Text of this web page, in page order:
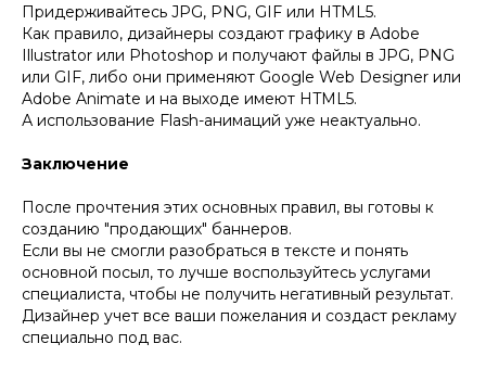
Придерживайтесь JPG, PNG, GIF или HTML5.
Как правило, дизайнеры создают графику в Adobe
Illustrator или Photoshop и получают файлы в JPG, PNG
или GIF, либо они применяют Google Web Designer или
Adobe Animate и на выходе имеют HTML5.
А использование Flash-анимаций уже неактуально.
Заключение
После прочтения этих основных правил, вы готовы к
созданию "продающих" баннеров.
Если вы не смогли разобраться в тексте и понять
основной посыл, то лучше воспользуйтесь услугами
специалиста, чтобы не получить негативный результат.
Дизайнер учет все ваши пожелания и создаст рекламу
специально под вас.